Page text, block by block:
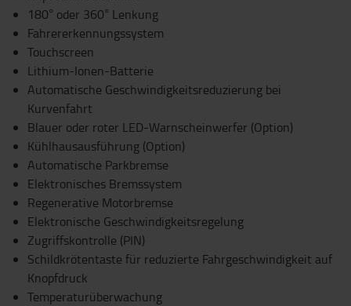
180° oder 360° Lenkung
Fahrererkennungssystem
Touchscreen
Lithium-Ionen-Batterie
Automatische Geschwindigkeitsreduzierung bei
Kurvenfahrt
Blauer oder roter LED-Warnscheinwerfer (Option)
Kühlhausausführung (Option)
Automatische Parkbremse
Elektronisches Bremssystem
Regenerative Motorbremse
Elektronische Geschwindigkeitsregelung
Zugriffskontrolle (PIN)
Schildkrötentaste für reduzierte Fahrgeschwindigkeit auf
Knopfdruck
Temperaturüberwachung